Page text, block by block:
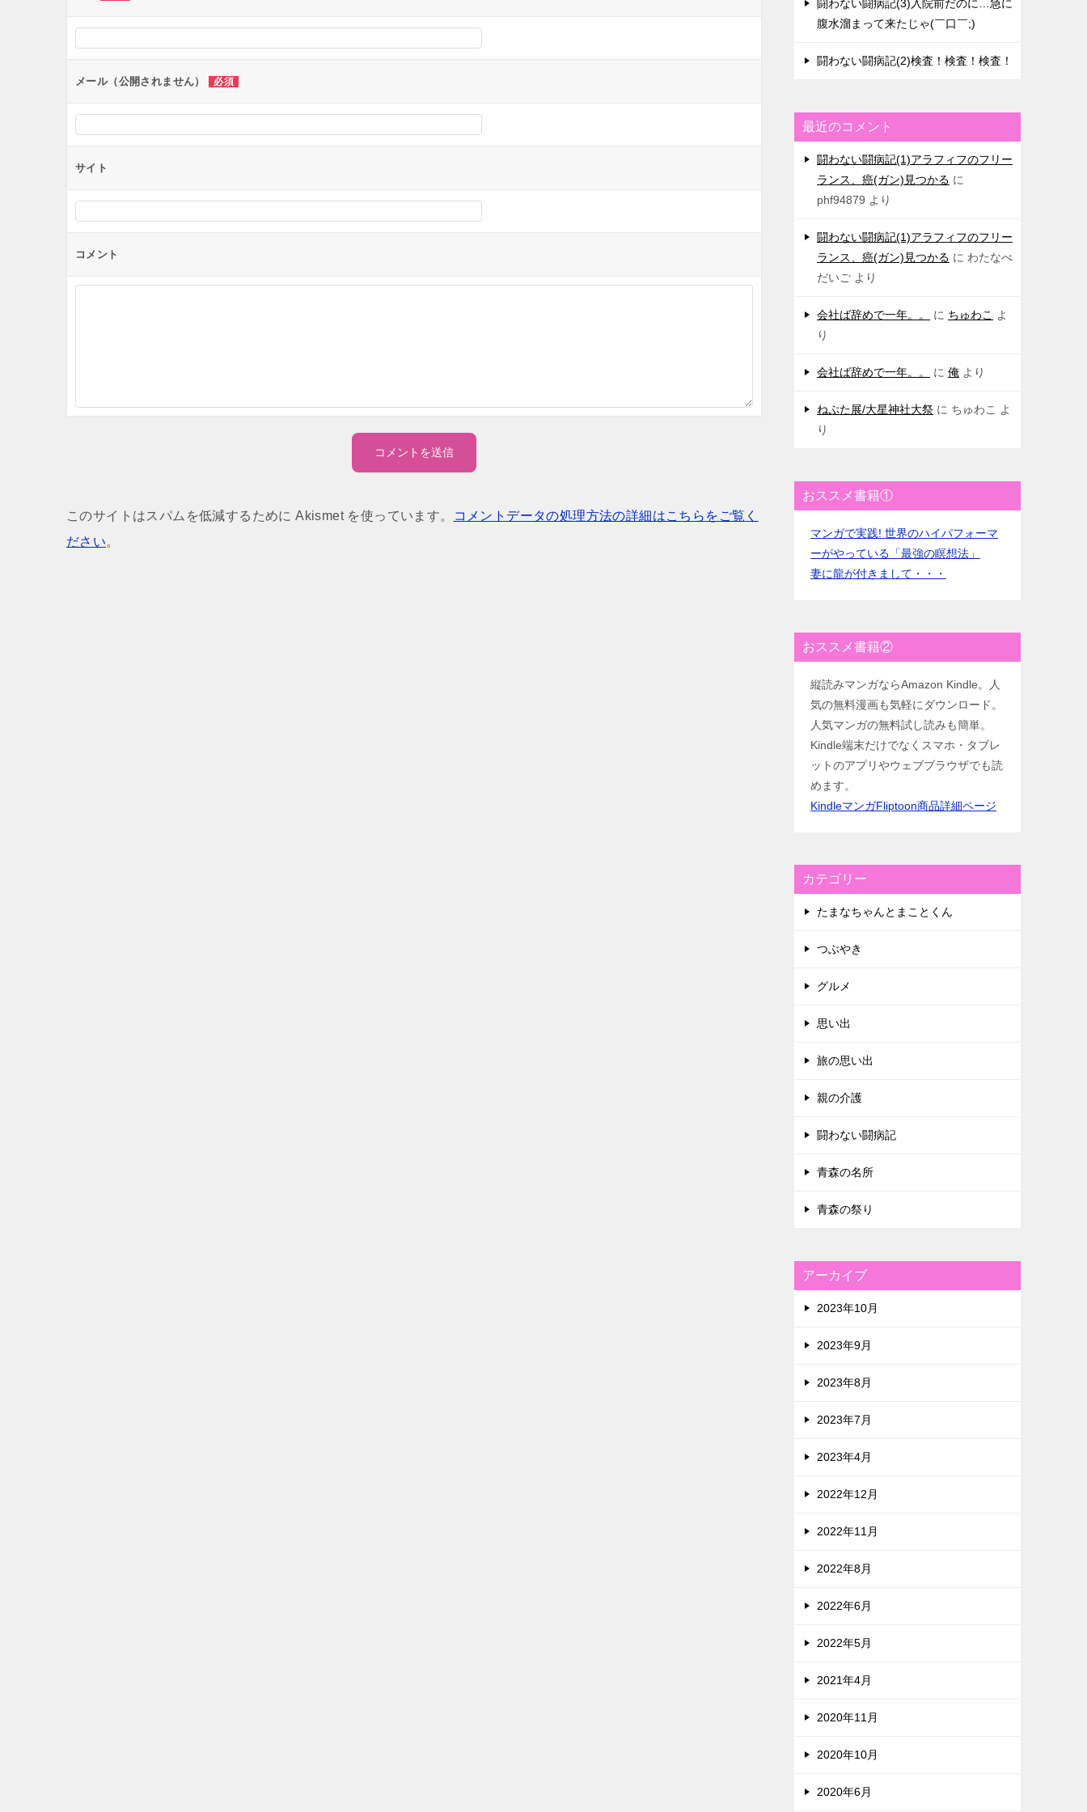
ョ
ン
メール（公開されません） 必須
サイト
コメント
このサイトはスパムを低減するために Akismet を使っています。
コメントデータの処理方法の詳細はこちらをご覧く
ださい。
闘わない闘病記(3)入院前だのに…急に
腹水溜まって来たじゃ(￣口￣;)
闘わない闘病記(2)検査！検査！検査！
最近のコメント
闘わない闘病記(1)アラフィフのフリー
ランス、癌(ガン)見つかる に
phf94879 より
闘わない闘病記(1)アラフィフのフリー
ランス、癌(ガン)見つかる に わたなべ
だいご より
会社ば辞めで一年。。 に ちゅわこ
よ
り
会社ば辞めで一年。。 に 俺 より
ねぷた展/大星神社大祭 に ちゅわこ
よ
り
おススメ書籍①
マンガで実践! 世界のハイパフォーマ
ーがやっている「最強の瞑想法」
妻に龍が付きまして・・・
おススメ書籍②
縦読みマンガならAmazon Kindle。人
気の無料漫画も気軽にダウンロード。
人気マンガの無料試し読みも簡単。
Kindle端末だけでなくスマホ・タブレ
ットのアプリやウェブブラウザでも読
めます。
KindleマンガFliptoon商品詳細ページ
カテゴリー
たまなちゃんとまことくん
つぶやき
グルメ
思い出
旅の思い出
親の介護
闘わない闘病記
青森の名所
青森の祭り
アーカイブ
2023年10月
2023年9月
2023年8月
2023年7月
2023年4月
2022年12月
2022年11月
2022年8月
2022年6月
2022年5月
2021年4月
2020年11月
2020年10月
2020年6月